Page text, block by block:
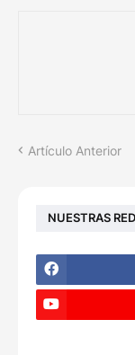
Artículo Anterior
NUESTRAS